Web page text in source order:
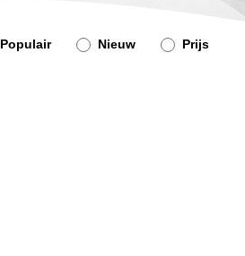
Populair Nieuw Prijs